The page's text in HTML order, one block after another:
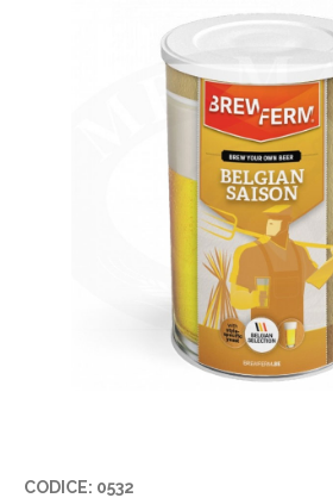
CODICE: 0532